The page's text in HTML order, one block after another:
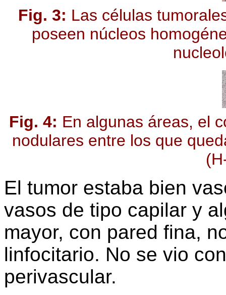
Fig. 3: Las células
poseen núcleos
Fig. 4: En algunas áreas, el
nodulares entre los que
El tumor estaba bien
vasos de tipo capilar y
mayor, con pared fina,
linfocitario. No se vio
perivascular.